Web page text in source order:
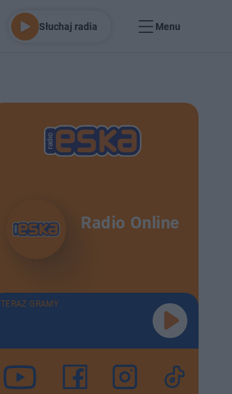
Słuchaj radia Menu
Radio Online
TERAZ GRAMY